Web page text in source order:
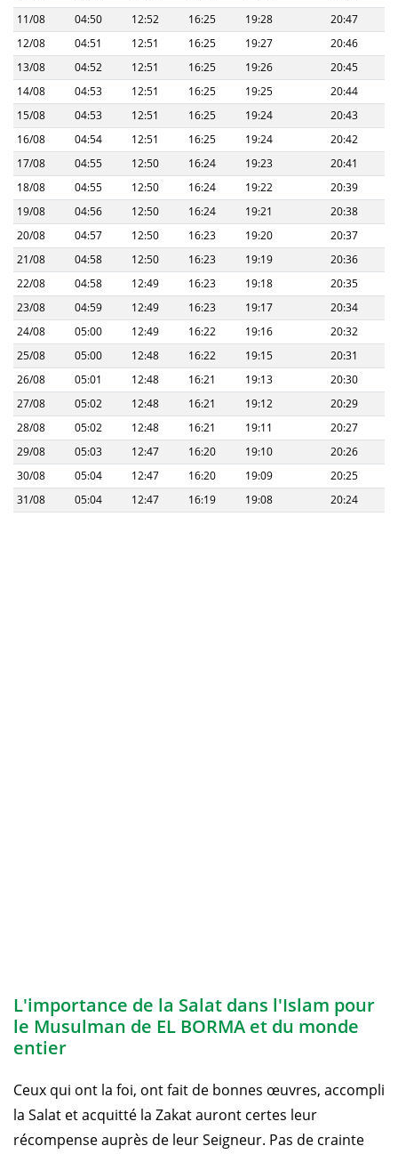
11/08
04:50 12:52 16:25 19:28
20:47
12/08
04:51 12:51 16:25 19:27
20:46
13/08
04:52 12:51 16:25 19:26
20:45
14/08
04:53 12:51 16:25 19:25
20:44
15/08
04:53 12:51 16:25 19:24
20:43
16/08
04:54 12:51 16:25 19:24
20:42
17/08
04:55 12:50 16:24 19:23
20:41
18/08
04:55 12:50 16:24 19:22
20:39
19/08
04:56 12:50 16:24 19:21
20:38
20/08
04:57 12:50 16:23 19:20
20:37
21/08
04:58 12:50 16:23 19:19
20:36
22/08
04:58 12:49 16:23 19:18
20:35
23/08
04:59 12:49 16:23 19:17
20:34
24/08
05:00 12:49 16:22 19:16
20:32
25/08
05:00 12:48 16:22 19:15
20:31
26/08
05:01 12:48 16:21 19:13
20:30
27/08
05:02 12:48 16:21 19:12
20:29
28/08
05:02 12:48 16:21 19:11
20:27
29/08
05:03 12:47 16:20 19:10
20:26
30/08
05:04 12:47 16:20 19:09
20:25
31/08
05:04 12:47 16:19 19:08 20:24
L'importance de la Salat dans l'Islam pour
le Musulman de EL BORMA et du monde
entier
Ceux qui ont la foi, ont fait de bonnes œuvres, accompli
la Salat et acquitté la Zakat auront certes leur
récompense auprès de leur Seigneur. Pas de crainte